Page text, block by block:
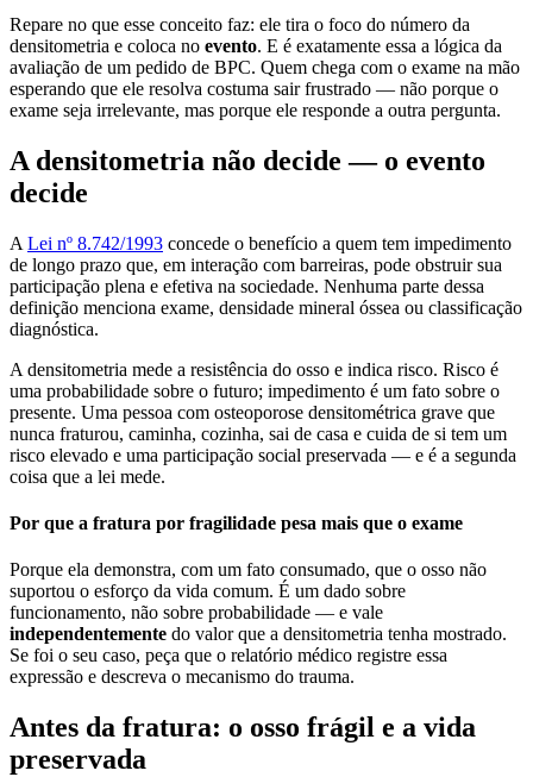
Repare no que esse conceito faz: ele tira o foco do número da
densitometria e coloca no evento. E é exatamente essa a lógica da
avaliação de um pedido de BPC. Quem chega com o exame na mão
esperando que ele resolva costuma sair frustrado — não porque o
exame seja irrelevante, mas porque ele responde a outra pergunta.
A densitometria não decide — o evento
decide
A Lei nº 8.742/1993 concede o benefício a quem tem impedimento
de longo prazo que, em interação com barreiras, pode obstruir sua
participação plena e efetiva na sociedade. Nenhuma parte dessa
definição menciona exame, densidade mineral óssea ou classificação
diagnóstica.
A densitometria mede a resistência do osso e indica risco. Risco é
uma probabilidade sobre o futuro; impedimento é um fato sobre o
presente. Uma pessoa com osteoporose densitométrica grave que
nunca fraturou, caminha, cozinha, sai de casa e cuida de si tem um
risco elevado e uma participação social preservada — e é a segunda
coisa que a lei mede.
Por que a fratura por fragilidade pesa mais que o exame
Porque ela demonstra, com um fato consumado, que o osso não
suportou o esforço da vida comum. É um dado sobre
funcionamento, não sobre probabilidade — e vale
independentemente do valor que a densitometria tenha mostrado.
Se foi o seu caso, peça que o relatório médico registre essa
expressão e descreva o mecanismo do trauma.
Antes da fratura: o osso frágil e a vida
preservada